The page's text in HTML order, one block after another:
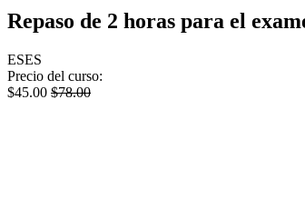
Repaso de 2 horas para el
ESES
Precio del curso:
$45.00 $78.00